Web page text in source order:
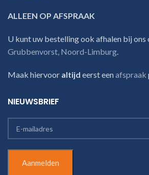
ALLEEN OP AFSPRAAK
U kunt uw bestelling ook afhalen bij ons
Grubbenvorst, Noord-Limburg.
Maak hiervoor altijd eerst eenafspraak
NIEUWSBRIEF